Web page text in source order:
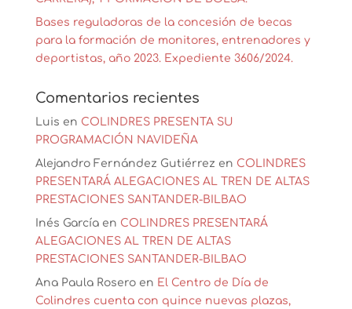
Bases reguladoras de la concesión de becas
para la formación de monitores, entrenadores y
deportistas, año 2023. Expediente 3606/2024.
Comentarios recientes
Luis en COLINDRES PRESENTA SU
PROGRAMACIÓN NAVIDEÑA
Alejandro Fernández Gutiérrez en COLINDRES
PRESENTARÁ ALEGACIONES AL TREN DE ALTAS
PRESTACIONES SANTANDER-BILBAO
Inés Garcíaen COLINDRES PRESENTARÁ
ALEGACIONES AL TREN DE ALTAS
PRESTACIONES SANTANDER-BILBAO
Ana Paula Roseroen El Centro de Día de
Colindres cuenta con quince nuevas plazas,